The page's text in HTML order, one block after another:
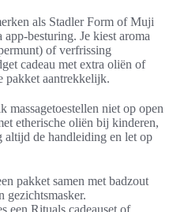
als Stadler Form of Muji
besturing. Je kiest aroma
of verfrissing
cadeau met extra oliën of
pakket aantrekkelijk.
niet op open
etherische oliën bij kinderen,
altijd de handleiding en let op
pakket samen met badzout
gezichtsmasker.